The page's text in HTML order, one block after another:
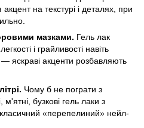
на текстурі і деталях, при
мазками. Гель лак
і грайливості навіть
яскраві акценти розбавляють
Чому б не пограти з
бузкові гель лаки з
«перепелиний» нейл-